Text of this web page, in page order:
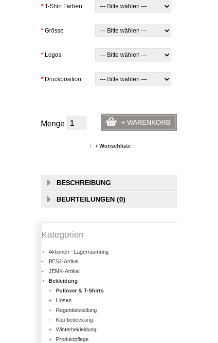
* T-Shirt Farben
* Grösse
* Logos
* Druckposition
Menge + WARENKORB
+ Wunschliste
BESCHREIBUNG
BEURTEILUNGEN (0)
Kategorien
Aktionen - Lagerräumung
BESJ-Artikel
JEMK-Artikel
Bekleidung
Pullover & T-Shirts
Hosen
Regenbekleidung
Kopfbedeckung
Winterbekleidung
Produktpflege